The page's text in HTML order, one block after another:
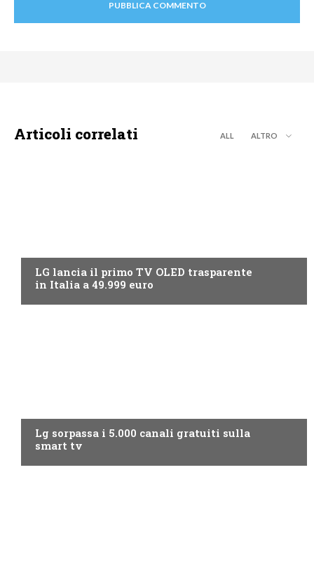
Articoli correlati ALL ALTRO
LG lancia il primo TV OLED trasparente
in Italia a 49.999 euro
Lg sorpassa i 5.000 canali gratuiti sulla
smart tv